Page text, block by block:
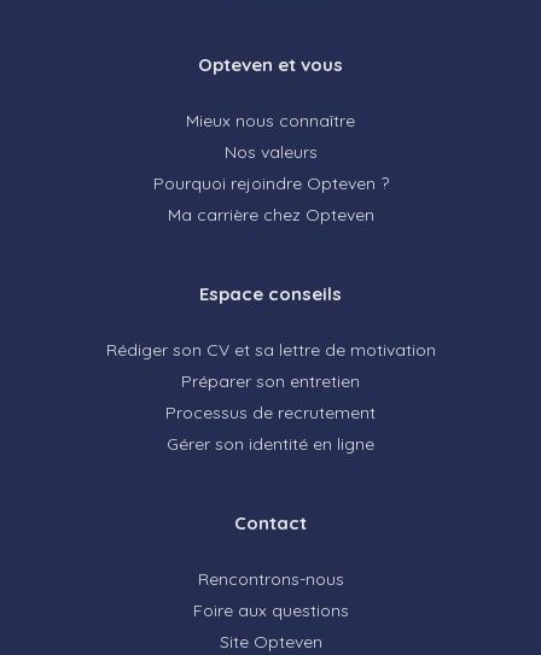
Opteven et vous
Mieux nous connaître
Nos valeurs
Pourquoi rejoindre Opteven ?
Ma carrière chez Opteven
Espace conseils
Rédiger son CV et sa lettre de motivation
Préparer son entretien
Processus de recrutement
Gérer son identité en ligne
Contact
Rencontrons-nous
Foire aux questions
Site Opteven